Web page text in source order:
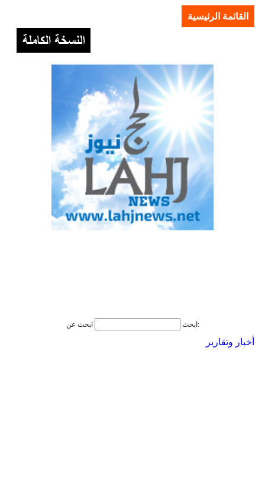
القائمة الرئيسية
ابحث ابحث عن:
أخبار وتقارير